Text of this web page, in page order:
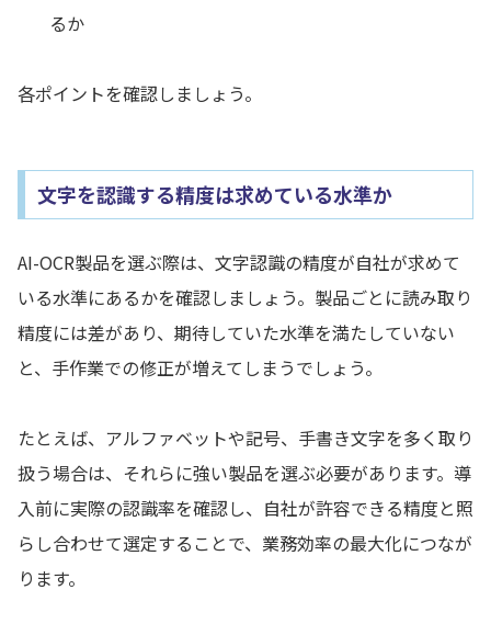
るか
各ポイントを確認しましょう。
文字を認識する精度は求めている水準か
AI-OCR製品を選ぶ際は、文字認識の精度が自社が求めて
いる水準にあるかを確認しましょう。製品ごとに読み取り
精度には差があり、期待していた水準を満たしていない
と、手作業での修正が増えてしまうでしょう。
たとえば、アルファベットや記号、手書き文字を多く取り
扱う場合は、それらに強い製品を選ぶ必要があります。導
入前に実際の認識率を確認し、自社が許容できる精度と照
らし合わせて選定することで、業務効率の最大化につなが
ります。